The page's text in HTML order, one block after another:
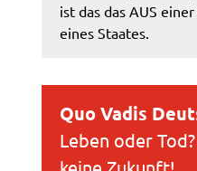
ist das das AUS
eines Staates.
Quo Vadis
Leben oder